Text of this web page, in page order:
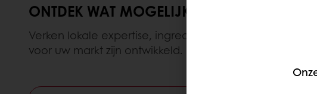
ONTDEK WAT MOGELIJK IS MET PURATOS
Verken lokale expertise, ingrediënten en oplossingen
voor uw markt zijn ontwikkeld.